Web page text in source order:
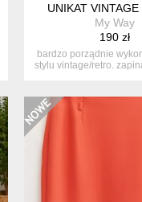
VINTAGE MIDI 100%
UNIKAT
My Way
190 zł
bardzo porządnie
stylu vintage/retro.